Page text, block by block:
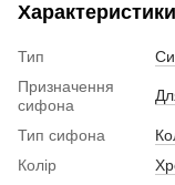
Характеристики
Тип
Призначення
сифона
Тип сифона
Колір